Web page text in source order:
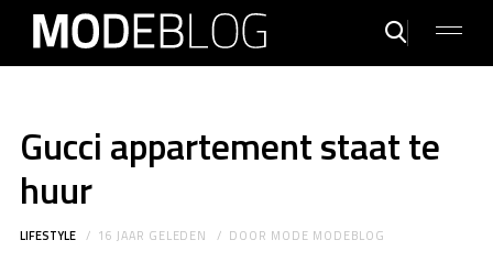
Gucci appartement staat te
huur
LIFESTYLE 16 JAAR GELEDEN DOOR MODE MODEBLOG